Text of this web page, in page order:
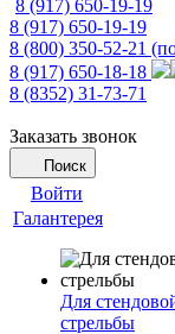
8 (917) 650-19-19
8 (917) 650-19-19
8 (800) 350-52-21
8 (917) 650-18-18
8 (8352) 31-73-71
Заказать звонок
Поиск
Войти
Галантерея
Для
стрельбы